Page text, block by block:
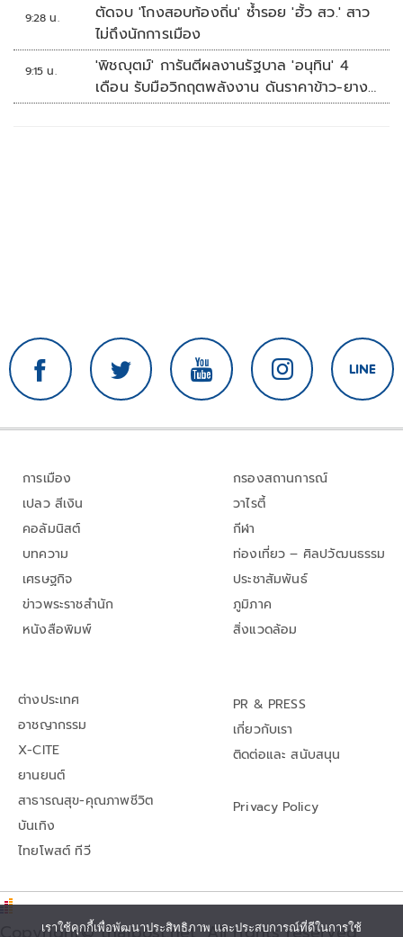
9:28 น.
ตัดจบ 'โกงสอบท้องถิ่น' ซ้ำรอย 'ฮั้ว สว.' สาว
ไม่ถึงนักการเมือง
9:15 น.
'พิชญุตม์' การันตีผลงานรัฐบาล 'อนุทิน' 4
เดือน รับมือวิกฤตพลังงาน ดันราคาข้าว-ยาง-
ปาล์ม พุ่งต่อเนื่อง พร้อมอัดมาตรการช่วยลด
การเมือง
เปลว สีเงิน
คอลัมนิสต์
บทความ
เศรษฐกิจ
ข่าวพระราชสำนัก
หนังสือพิมพ์
กรองสถานการณ์
วาไรตี้
กีฬา
ท่องเที่ยว – ศิลปวัฒนธรรม
ประชาสัมพันธ์
ภูมิภาค
สิ่งแวดล้อม
ต่างประเทศ
อาชญากรรม
X-CITE
ยานยนต์
สาธารณสุข-คุณภาพชีวิต
บันเทิง
ไทยโพสต์ ทีวี
PR & PRESS
เกี่ยวกับเรา
ติดต่อและ สนับสนุน
Privacy Policy
เราใช้คุกกี้เพื่อพัฒนาประสิทธิภาพ และประสบการณ์ที่ดีในการใช้